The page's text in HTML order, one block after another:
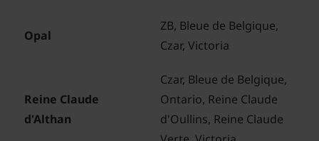
Opal
ZB, Bleue de Belgique,
Czar, Victoria
Reine Claude
d'Althan
Czar, Bleue de Belgique,
Ontario, Reine Claude
d'Oullins, Reine Claude